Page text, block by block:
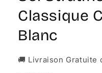
Classique
Blanc
🚚 Livraison Gratuite